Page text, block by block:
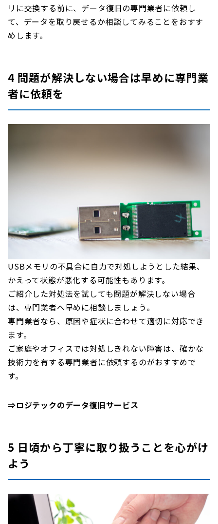
リに交換する前に、データ復旧の専門業者に依頼し
て、データを取り戻せるか相談してみることをおすす
めします。
4 問題が解決しない場合は早めに専門業
者に依頼を
USBメモリの不具合に自力で対処しようとした結果、
かえって状態が悪化する可能性もあります。
ご紹介した対処法を試しても問題が解決しない場合
は、専門業者へ早めに相談しましょう。
専門業者なら、原因や症状に合わせて適切に対応でき
ます。
ご家庭やオフィスでは対処しきれない障害は、確かな
技術力を有する専門業者に依頼するのがおすすめで
す。
⇒ロジテックのデータ復旧サービス
5 日頃から丁寧に取り扱うことを心がけ
よう